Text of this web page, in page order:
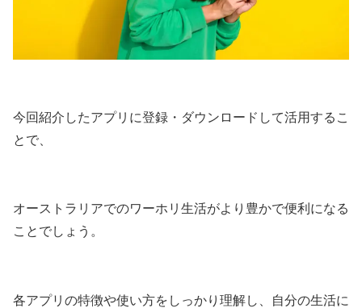
今回紹介したアプリに登録・ダウンロードして活用するこ
とで、
オーストラリアでのワーホリ生活がより豊かで便利になる
ことでしょう。
各アプリの特徴や使い方をしっかり理解し、自分の生活に